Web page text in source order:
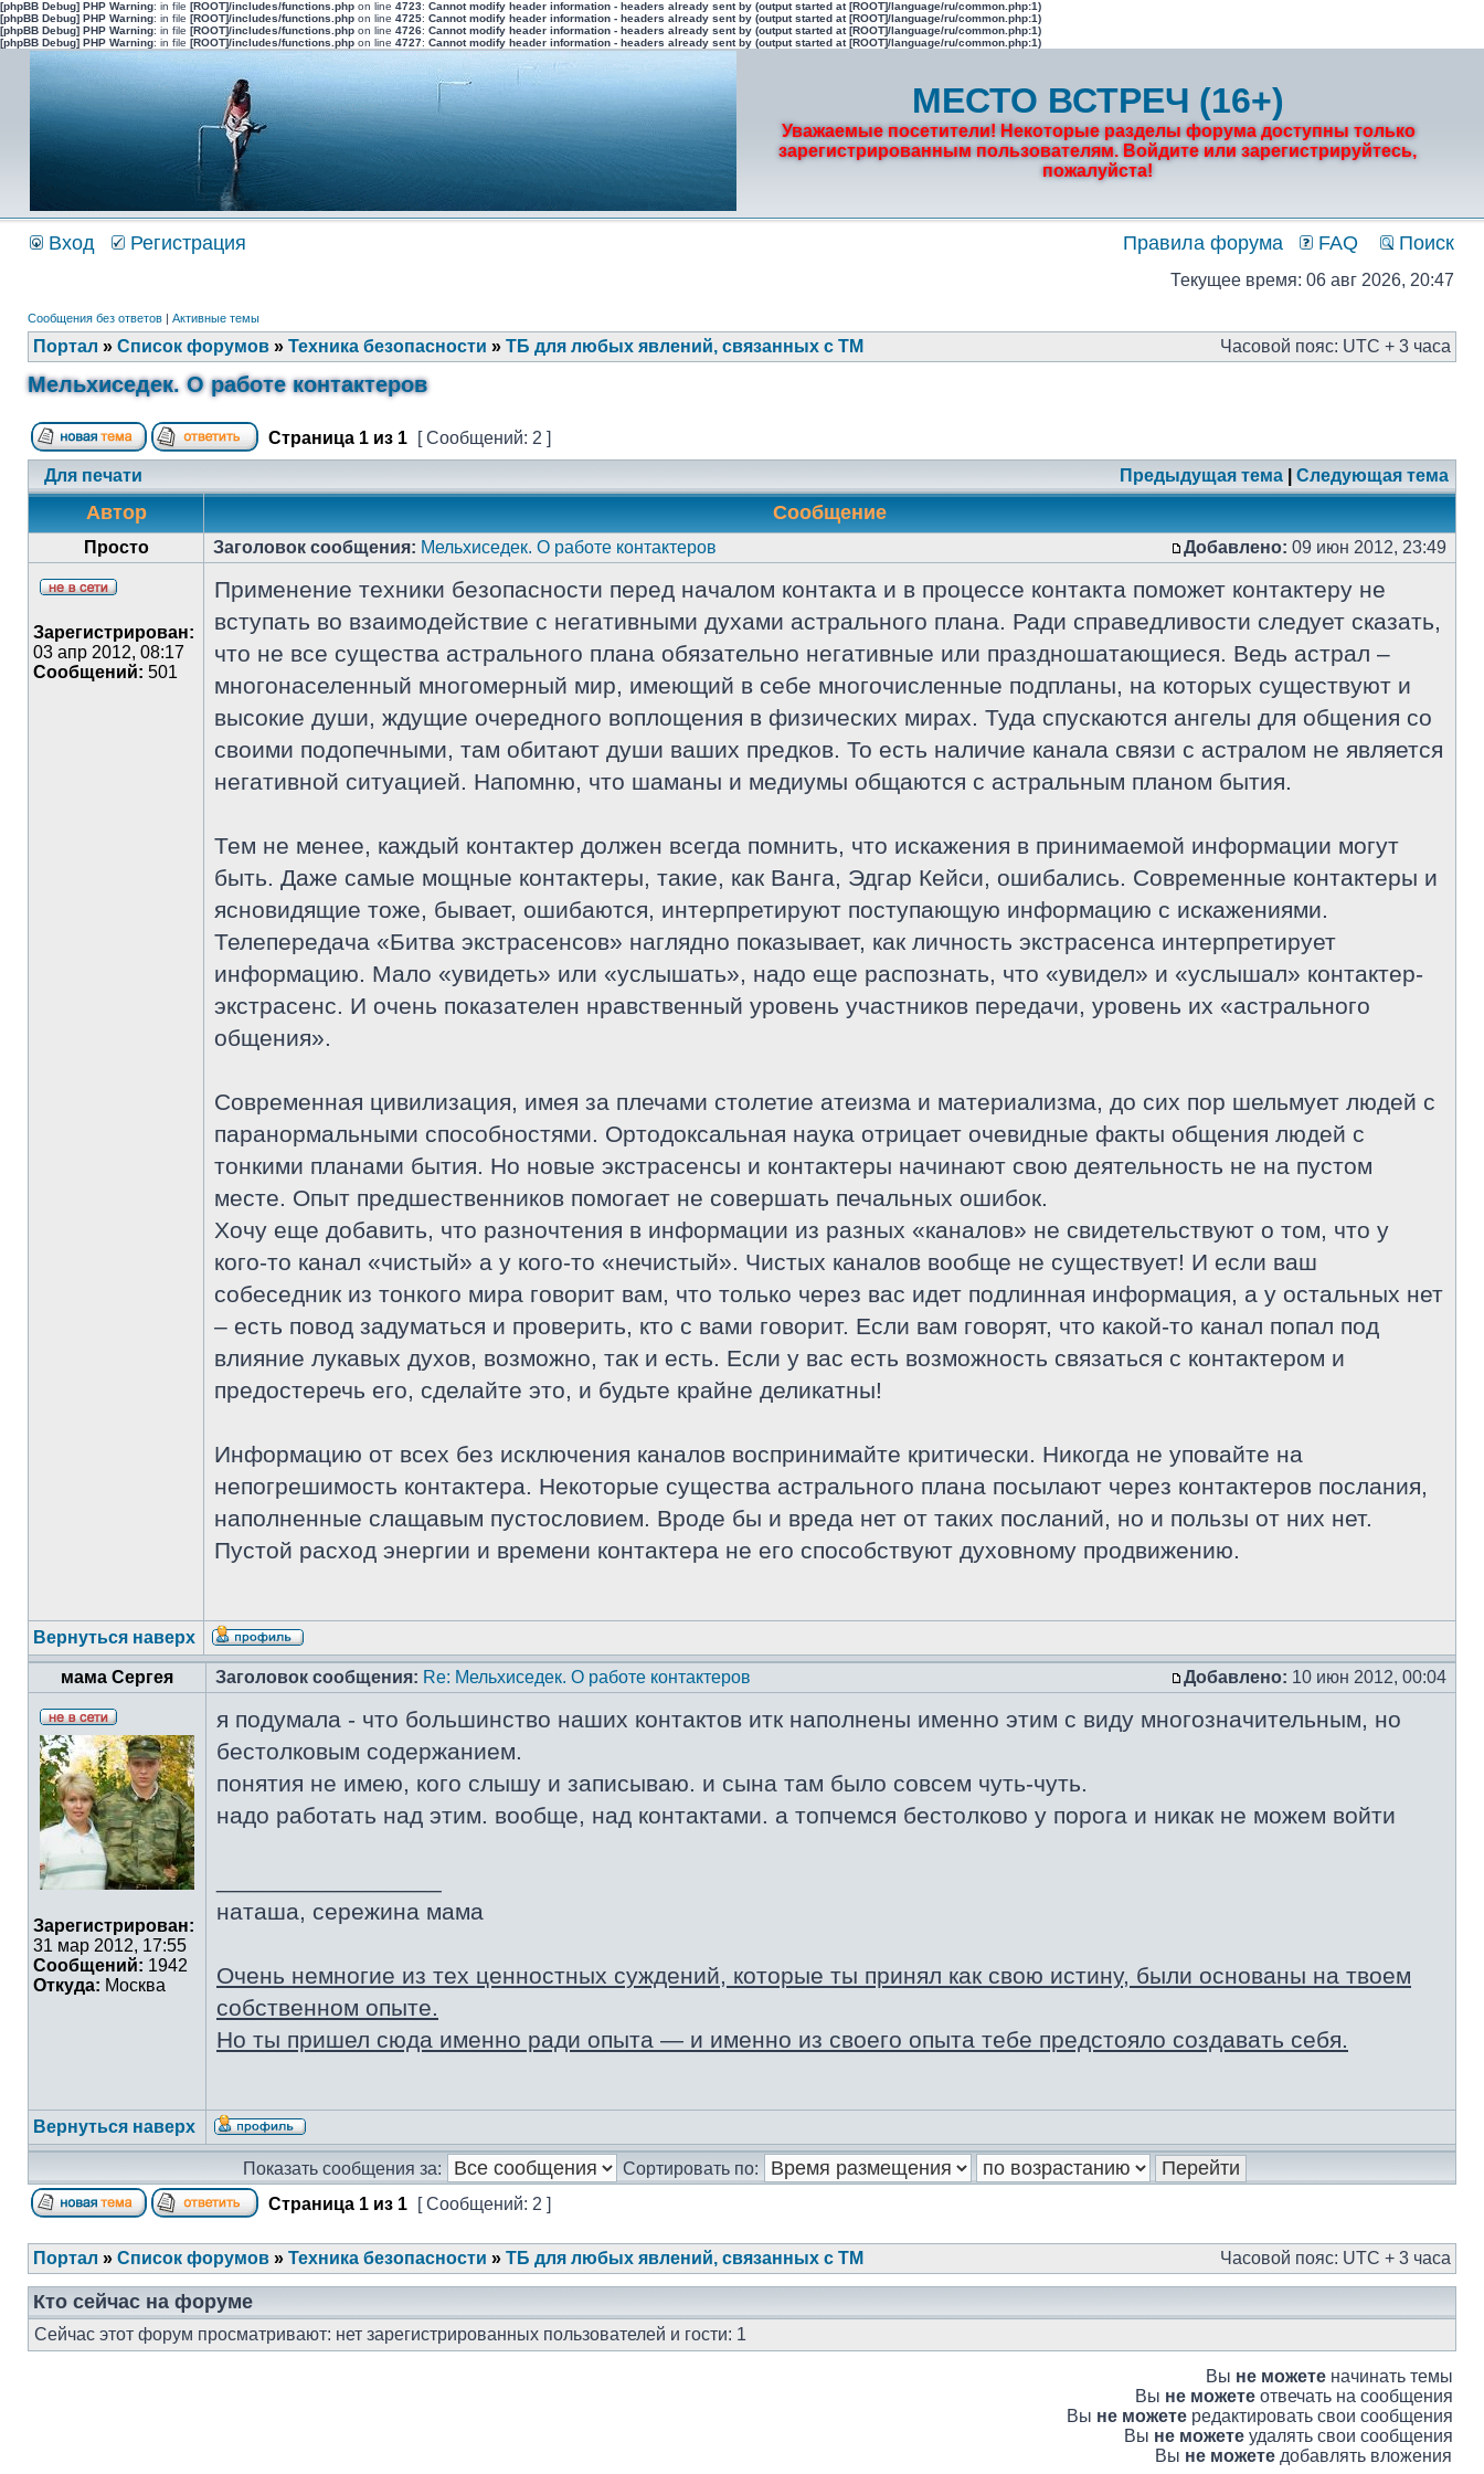
[phpBB Debug] PHP Warning: in file [ROOT]/includes/functions.php on line 4723: Cannot modify header information - headers already sent by (output started at [ROOT]/language/ru/common.php:1)
[phpBB Debug] PHP Warning: in file [ROOT]/includes/functions.php on line 4725: Cannot modify header information - headers already sent by (output started at [ROOT]/language/ru/common.php:1)
[phpBB Debug] PHP Warning: in file [ROOT]/includes/functions.php on line 4726: Cannot modify header information - headers already sent by (output started at [ROOT]/language/ru/common.php:1)
[phpBB Debug] PHP Warning: in file [ROOT]/includes/functions.php on line 4727: Cannot modify header information - headers already sent by (output started at [ROOT]/language/ru/common.php:1)
МЕСТО ВСТРЕЧ (16+)
Уважаемые посетители! Некоторые разделы форума доступны только
зарегистрированным пользователям. Войдите или зарегистрируйтесь,
пожалуйста!
Вход Регистрация Правила форума FAQ Поиск
Текущее время: 06 авг 2026, 20:47
Сообщения без ответов | Активные темы
Портал » Список форумов » Техника безопасности » ТБ для любых явлений, связанных с ТМ Часовой пояс: UTC + 3 часа
Мельхиседек. О работе контактеров
Страница 1 из 1
[ Сообщений: 2 ]
Для печати
Предыдущая тема Следующая тема
Автор Сообщение
Просто Заголовок сообщения: Мельхиседек. О работе контактеров Добавлено: 09 июн 2012, 23:49
Зарегистрирован:
03 апр 2012, 08:17
Сообщений: 501
Применение техники безопасности перед началом контакта и в процессе контакта поможет контактеру не
вступать во взаимодействие с негативными духами астрального плана. Ради справедливости следует сказать,
что не все существа астрального плана обязательно негативные или праздношатающиеся. Ведь астрал –
многонаселенный многомерный мир, имеющий в себе многочисленные подпланы, на которых существуют и
высокие души, ждущие очередного воплощения в физических мирах. Туда спускаются ангелы для общения со
своими подопечными, там обитают души ваших предков. То есть наличие канала связи с астралом не является
негативной ситуацией. Напомню, что шаманы и медиумы общаются с астральным планом бытия.
Тем не менее, каждый контактер должен всегда помнить, что искажения в принимаемой информации могут
быть. Даже самые мощные контактеры, такие, как Ванга, Эдгар Кейси, ошибались. Современные контактеры и
ясновидящие тоже, бывает, ошибаются, интерпретируют поступающую информацию с искажениями.
Телепередача «Битва экстрасенсов» наглядно показывает, как личность экстрасенса интерпретирует
информацию. Мало «увидеть» или «услышать», надо еще распознать, что «увидел» и «услышал» контактер-
экстрасенс. И очень показателен нравственный уровень участников передачи, уровень их «астрального
общения».
Современная цивилизация, имея за плечами столетие атеизма и материализма, до сих пор шельмует людей с
паранормальными способностями. Ортодоксальная наука отрицает очевидные факты общения людей с
тонкими планами бытия. Но новые экстрасенсы и контактеры начинают свою деятельность не на пустом
месте. Опыт предшественников помогает не совершать печальных ошибок.
Хочу еще добавить, что разночтения в информации из разных «каналов» не свидетельствуют о том, что у
кого-то канал «чистый» а у кого-то «нечистый». Чистых каналов вообще не существует! И если ваш
собеседник из тонкого мира говорит вам, что только через вас идет подлинная информация, а у остальных нет
– есть повод задуматься и проверить, кто с вами говорит. Если вам говорят, что какой-то канал попал под
влияние лукавых духов, возможно, так и есть. Если у вас есть возможность связаться с контактером и
предостеречь его, сделайте это, и будьте крайне деликатны!
Информацию от всех без исключения каналов воспринимайте критически. Никогда не уповайте на
непогрешимость контактера. Некоторые существа астрального плана посылают через контактеров послания,
наполненные слащавым пустословием. Вроде бы и вреда нет от таких посланий, но и пользы от них нет.
Пустой расход энергии и времени контактера не его способствуют духовному продвижению.
Вернуться наверх
мама Сергея Заголовок сообщения: Re: Мельхиседек. О работе контактеров Добавлено: 10 июн 2012, 00:04
Зарегистрирован:
31 мар 2012, 17:55
Сообщений: 1942
Откуда: Москва
я подумала - что большинство наших контактов итк наполнены именно этим с виду многозначительным, но
бестолковым содержанием.
понятия не имею, кого слышу и записываю. и сына там было совсем чуть-чуть.
надо работать над этим. вообще, над контактами. а топчемся бестолково у порога и никак не можем войти
наташа, сережина мама
Очень немногие из тех ценностных суждений, которые ты принял как свою истину, были основаны на твоем
собственном опыте.
Но ты пришел сюда именно ради опыта — и именно из своего опыта тебе предстояло создавать себя.
Вернуться наверх
Показать сообщения за:
Сортировать по:
Страница 1 из 1 [ Сообщений: 2 ]
Портал » Список форумов » Техника безопасности » ТБ для любых явлений, связанных с ТМ Часовой пояс: UTC + 3 часа
Кто сейчас на форуме
Сейчас этот форум просматривают: нет зарегистрированных пользователей и гости: 1
Вы не можете начинать темы
Вы не можете отвечать на сообщения
Вы не можете редактировать свои сообщения
Вы не можете удалять свои сообщения
Вы не можете добавлять вложения